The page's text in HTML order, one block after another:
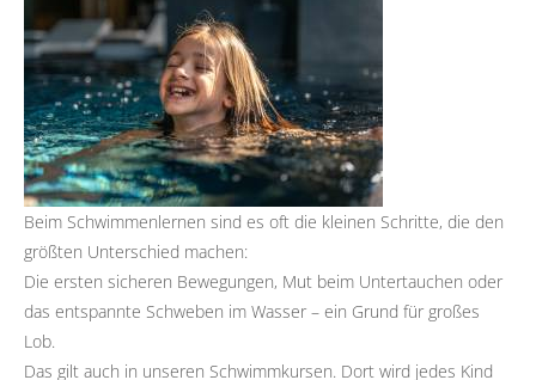
Beim Schwimmenlernen sind es oft die kleinen Schritte, die den
größten Unterschied machen:
Die ersten sicheren Bewegungen, Mut beim Untertauchen oder
das entspannte Schweben im Wasser – ein Grund für großes
Lob.
Das gilt auch in unseren Schwimmkursen. Dort wird jedes Kind